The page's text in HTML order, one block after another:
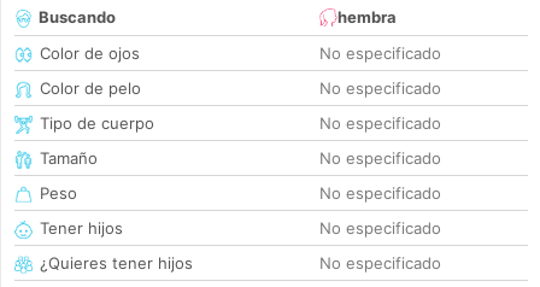
Buscando
hembra
Color de ojos
No especificado
Color de pelo
No especificado
Tipo de cuerpo
No especificado
Tamaño
No especificado
Peso
No especificado
Tener hijos
No especificado
¿Quieres tener hijos
No especificado